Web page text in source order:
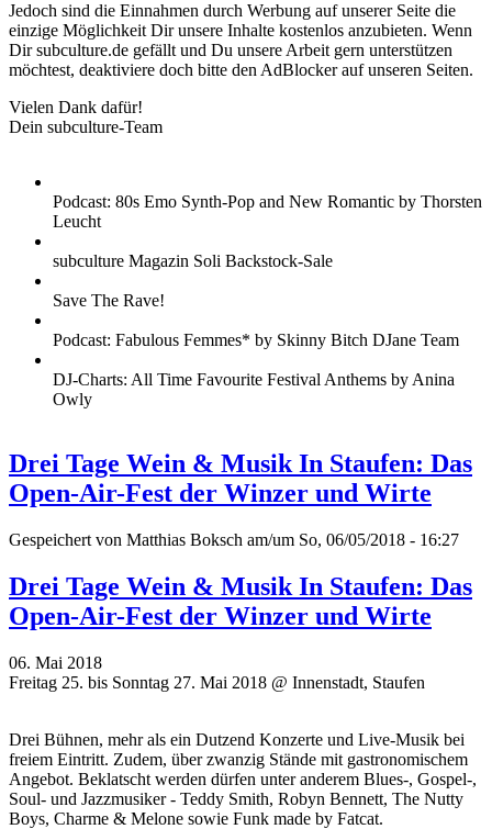
Jedoch sind die Einnahmen durch Werbung auf unserer Seite die
einzige Möglichkeit Dir unsere Inhalte kostenlos anzubieten. Wenn
Dir subculture.de gefällt und Du unsere Arbeit gern unterstützen
möchtest, deaktiviere doch bitte den AdBlocker auf unseren Seiten.
Vielen Dank dafür!
Dein subculture-Team
Podcast: 80s Emo Synth-Pop and New Romantic by Thorsten
Leucht
subculture Magazin Soli Backstock-Sale
Save The Rave!
Podcast: Fabulous Femmes* by Skinny Bitch DJane Team
DJ-Charts: All Time Favourite Festival Anthems by Anina
Owly
Drei Tage Wein & Musik In Staufen: Das
Open-Air-Fest der Winzer und Wirte
Gespeichert von Matthias Boksch am/um So, 06/05/2018 - 16:27
Drei Tage Wein & Musik In Staufen: Das
Open-Air-Fest der Winzer und Wirte
06. Mai 2018
Freitag 25. bis Sonntag 27. Mai 2018 @ Innenstadt, Staufen
Drei Bühnen, mehr als ein Dutzend Konzerte und Live-Musik bei
freiem Eintritt. Zudem, über zwanzig Stände mit gastronomischem
Angebot. Beklatscht werden dürfen unter anderem Blues-, Gospel-,
Soul- und Jazzmusiker - Teddy Smith, Robyn Bennett, The Nutty
Boys, Charme & Melone sowie Funk made by Fatcat.